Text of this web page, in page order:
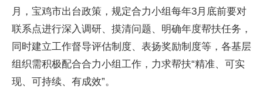
月，宝鸡市出台政策，规定合力小组每年3月底前要对
联系点进行深入调研、摸清问题、明确年度帮扶任务，
同时建立工作督导评估制度、表扬奖励制度等，各基层
组织需积极配合合力小组工作，力求帮扶“精准、可实
现、可持续、有成效”。